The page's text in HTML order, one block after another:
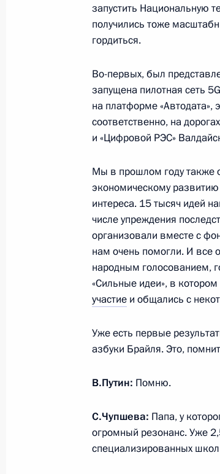
17 февраля 2021 года,
Встреча с
16 февраля 2021 года,
Рабочая встреча с
15 февраля 2021 года,
Встреча с главой
15 февраля 2021 года, 14:05
12 февраля 2021 года,
исследовательского
запустить Национальную
получились тоже
гордиться.
Во-первых, был
запущена пилотная сеть
на платформе «Автодата»,
соответственно, на
и «Цифровой РЭС»
Мы в прошлом году также
экономическому
интереса. 15 тысяч идей
числе упреждения
организовали вместе с
нам очень помогли. И
народным голосованием,
«Сильные идеи», в
участие и общались с
Уже есть первые
азбуки Брайля. Это,
В.Путин: Помню.
С.Чупшева: Папа, у
огромный резонанс. Уже
специализированных